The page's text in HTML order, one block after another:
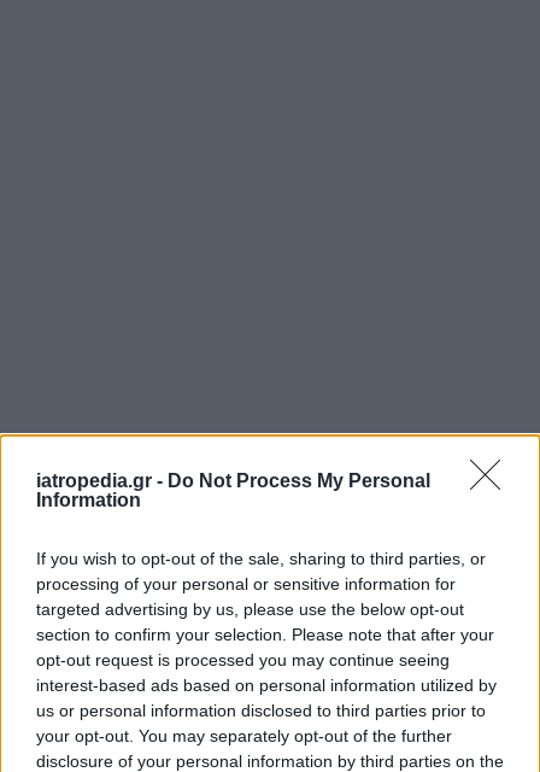
iatropedia.gr - Do Not Process My Personal
Information
If you wish to opt-out of the sale, sharing to third parties, or
processing of your personal or sensitive information for
targeted advertising by us, please use the below opt-out
section to confirm your selection. Please note that after your
opt-out request is processed you may continue seeing
interest-based ads based on personal information utilized by
us or personal information disclosed to third parties prior to
your opt-out. You may separately opt-out of the further
disclosure of your personal information by third parties on the
ΕΦΗΜΕΡΕΥΟΝΤΑ ΝΟΣΟΚΟΜΕΙΑ
Δείτε ποιάνοσοκομείαεφημερεύουν